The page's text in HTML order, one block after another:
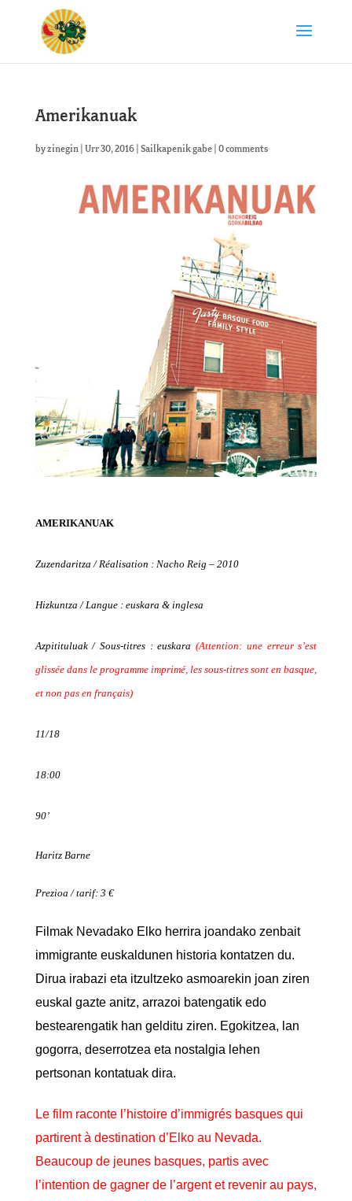
Amerikanuak
byzinegin| Urr 30, 2016| Sailkapenik gabe| 0 comments
AMERIKANUAK
Zuzendaritza /Réalisation : Nacho Reig – 2010
Hizkuntza / Langue : euskara & inglesa
Azpitituluak / Sous-titres : euskara(Attention: une erreur s’est
glissée dans le programme imprimé, les sous-titres sont en basque,
et non pas en français)
11/18
18:00
90’
Haritz Barne
Prezioa / tarif: 3 €
Filmak Nevadako Elko herrira joandako zenbait
immigrante euskaldunen historia kontatzen du.
Dirua irabazi eta itzultzeko asmoarekin joan ziren
euskal gazte anitz, arrazoi batengatik edo
bestearengatik han gelditu ziren. Egokitzea, lan
gogorra, deserrotzea eta nostalgia lehen
pertsonan kontatuak dira.
Le film raconte l’histoire d’immigrés basques qui
partirent à destination d’Elko au Nevada.
Beaucoup de jeunes basques, partis avec
l’intention de gagner de l’argent et revenir au pays,